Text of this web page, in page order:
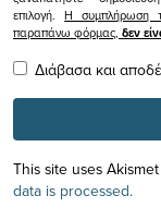
επιλογή.Η συμπλήρωση
παραπάνω φόρμας, δεν
Διάβασα και
This site uses
data is processed.